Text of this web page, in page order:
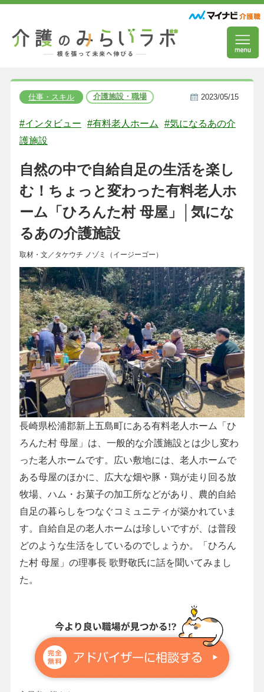
仕事・スキル 介護施設・職場 2023/05/15
#インタビュー #有料老人ホーム
#気になるあの介
護施設
自然の中で自給自足の生活を楽し
む！ちょっと変わった有料老人ホ
ーム「ひろんた村 母屋」│気にな
るあの介護施設
取材・文／タケウチ ノゾミ（イージーゴー）
長崎県松浦郡新上五島町にある有料老人ホーム「ひ
ろんた村 母屋」は、一般的な介護施設とは少し変わ
った老人ホームです。広い敷地には、老人ホームで
ある母屋のほかに、広大な畑や豚・鶏が走り回る放
牧場、ハム・お菓子の加工所などがあり、農的自給
自足の暮らしをつなぐコミュニティが築かれていま
す。自給自足の老人ホームは珍しいですが、は普段
どのような生活をしているのでしょうか。「ひろん
た村 母屋」の理事長 歌野敬氏に話を聞いてみまし
た。